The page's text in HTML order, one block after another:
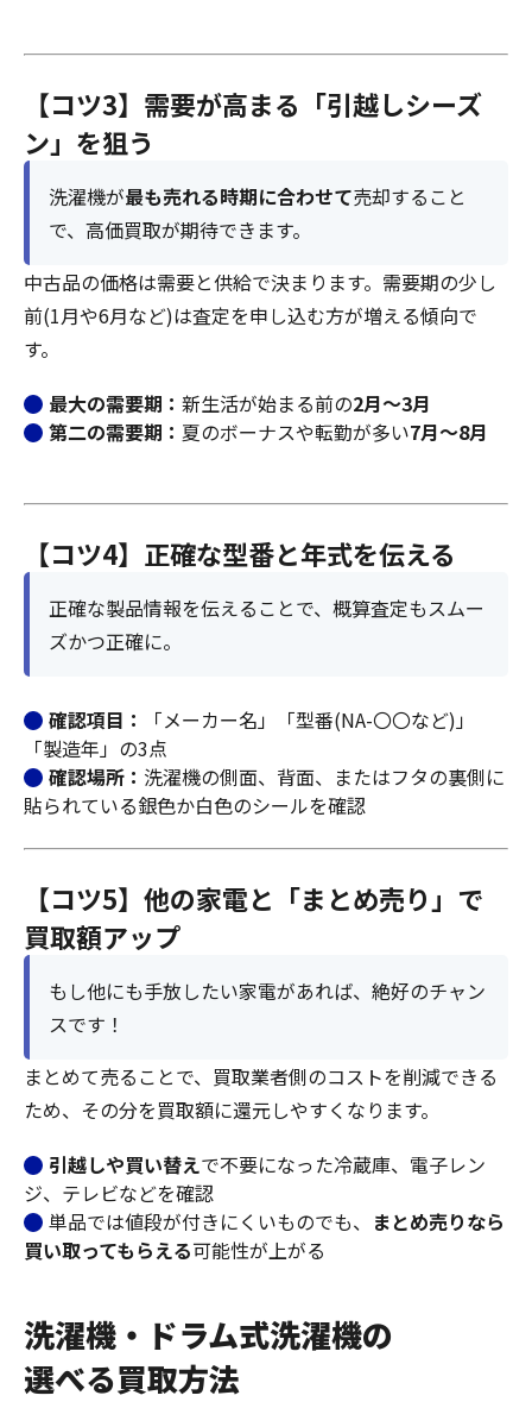
【コツ3】需要が高まる「引越しシーズ
ン」を狙う
洗濯機が最も売れる時期に合わせて売却すること
で、高価買取が期待できます。
中古品の価格は需要と供給で決まります。需要期の少し
前(1月や6月など)は査定を申し込む方が増える傾向で
す。
最大の需要期： 新生活が始まる前の2月～3月
第二の需要期： 夏のボーナスや転勤が多い7月～8月
【コツ4】正確な型番と年式を伝える
正確な製品情報を伝えることで、概算査定もスムー
ズかつ正確に。
確認項目：
「メーカー名」「型番(NA-〇〇など)」
「製造年」の3点
確認場所： 洗濯機の側面、背面、またはフタの裏側に
貼られている銀色か白色のシールを確認
【コツ5】他の家電と「まとめ売り」で
買取額アップ
もし他にも手放したい家電があれば、絶好のチャン
スです！
まとめて売ることで、買取業者側のコストを削減できる
ため、その分を買取額に還元しやすくなります。
引越しや買い替えで不要になった冷蔵庫、電子レン
ジ、テレビなどを確認
単品では値段が付きにくいものでも、 まとめ売りなら
買い取ってもらえる可能性が上がる
洗濯機・ドラム式洗濯機の
選べる買取方法